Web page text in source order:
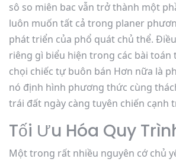
sô so miên bac vẫn trở thành một
luôn muốn tất cả trong planer
phát triển của phổ quát chủ thể.
riêng gì biểu hiện trong các bài toán
chọi chiếc tự buôn bán Hơn nữa là
nó định hình phương thức cùng
trái đất ngày càng tuyên chiến cạnh
Tối Ưu Hóa Quy
Một trong rất nhiều nguyên cớ chủ